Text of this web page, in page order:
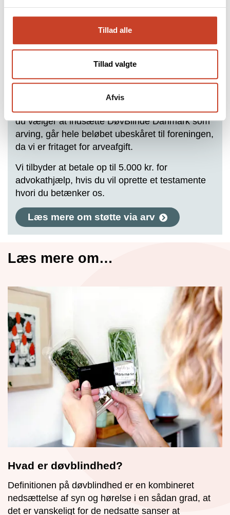
Tillad alle
Tillad valgte
Afvis
Vil du betænke DøvBlinde Danmark i
dit testamente?
Et testamente er en god idé, hvis du selv vil
du vælger at indsætte DøvBlinde Danmark som
arving, går hele beløbet ubeskåret til foreningen,
da vi er fritaget for arveafgift.
Vi tilbyder at betale op til 5.000 kr. for
advokathjælp, hvis du vil oprette et testamente
hvori du betænker os.
Læs mere om støtte via arv
Læs mere om…
Hvad er døvblindhed?
Definitionen på døvblindhed er en kombineret
nedsættelse af syn og hørelse i en sådan grad, at
det er vanskeligt for de nedsatte sanser at